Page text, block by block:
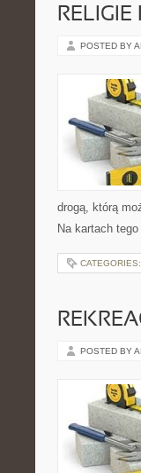
POSTED BY
drogą, którą
Na kartach
CATEGORIES:
POSTED BY